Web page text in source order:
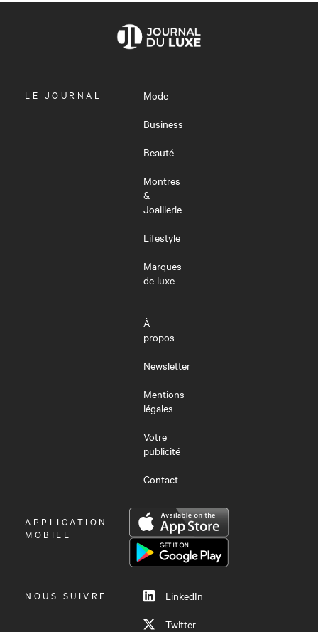
OUVRIR
LE JOURNAL
Mode
Business
Beauté
Montres
&
Joaillerie
Lifestyle
Marques
de luxe
À
propos
Newsletter
Mentions
légales
Votre
publicité
Contact
OUVRIR
LE
APPLICATION
MOBILE
NOUS SUIVRE
LinkedIn
Twitter